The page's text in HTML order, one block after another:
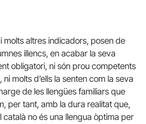
molts altres indicadors, posen de
illencs, en acabar la seva
obligatori, ni són prou competents
molts d’ells la senten com la seva
de les llengües familiars que
per tant, amb la dura realitat que,
català no és una llengua òptima per